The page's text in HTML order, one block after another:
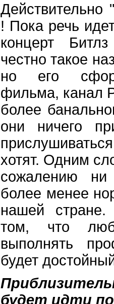
Действительно
! Пока речь
концерт
честно такое
но его
фильма, канал
более
они ничего
хотят. Одним
сожалению ни
более менее
нашей
том, что
выполнять
будет
будет идти